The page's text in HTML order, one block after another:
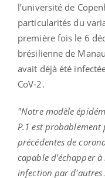
l’université de
particularités du
première fois le 6
brésilienne de
avait déjà été
CoV-2.
"Notre modèle
P.1 est probablement
précédentes de
capable d'échapper
infection par d'autres